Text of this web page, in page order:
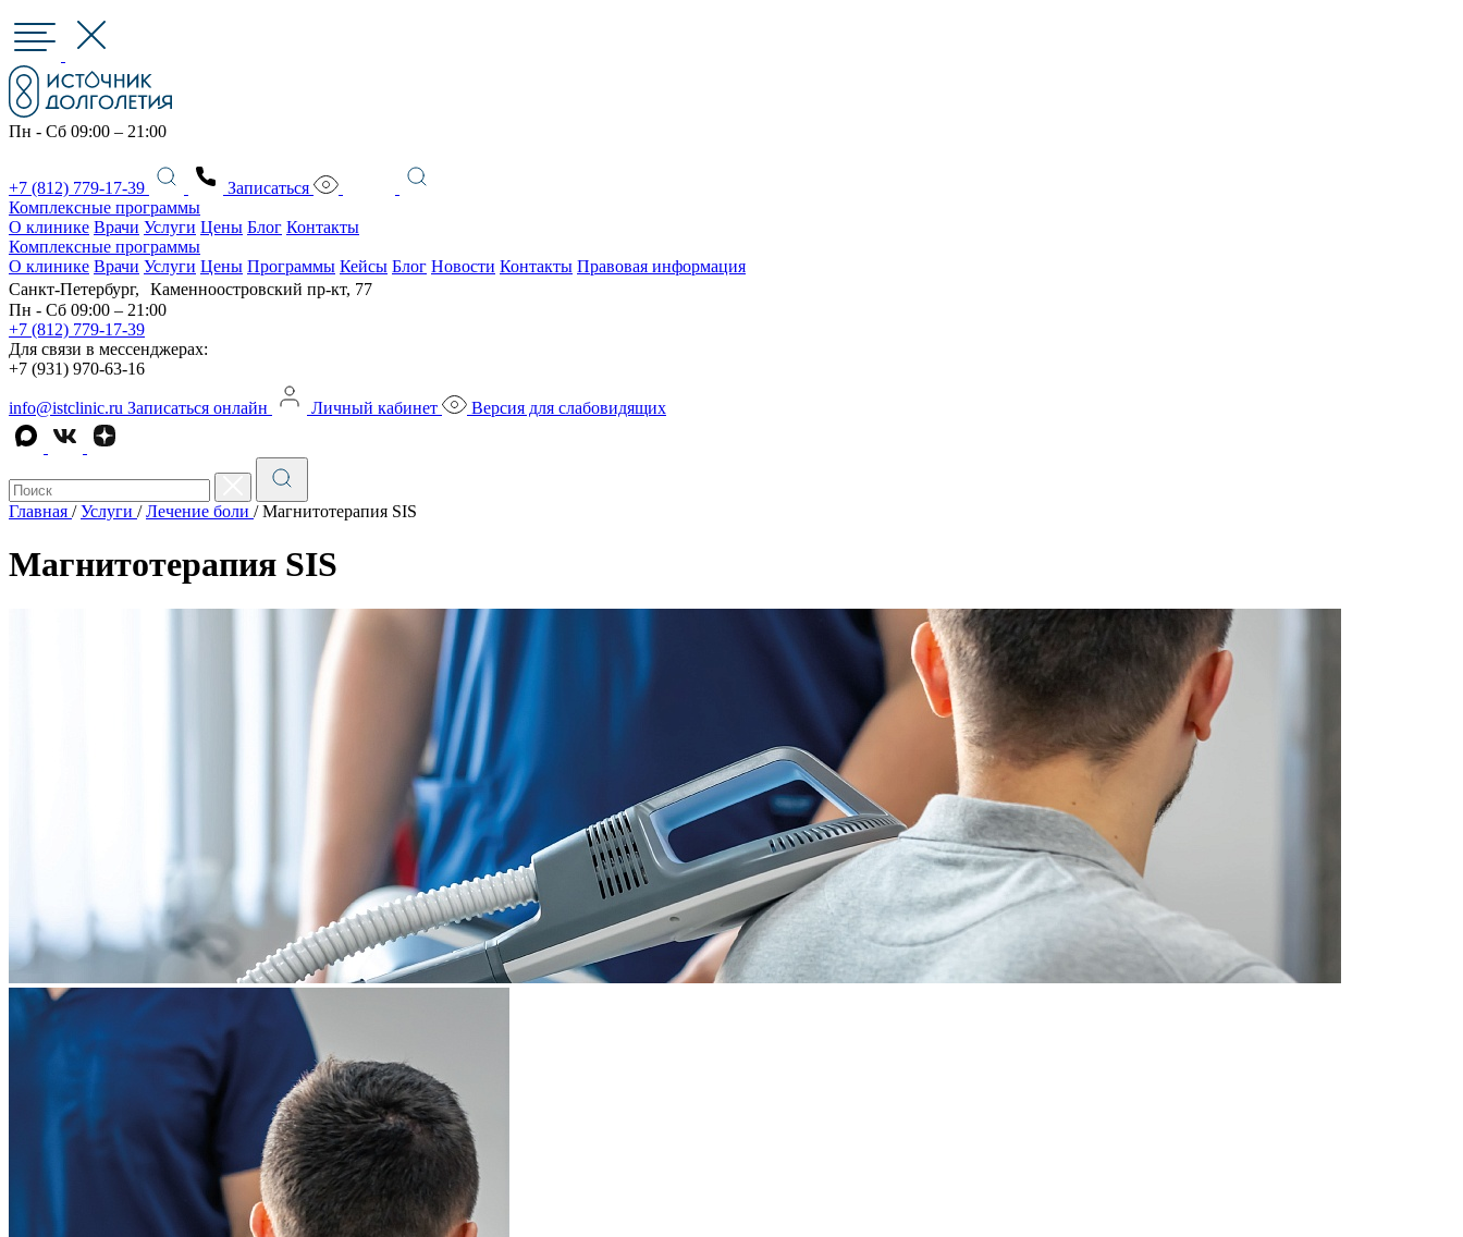
Пн - Сб 09:00 – 21:00
+7 (812) 779-17-39
Записаться
Комплексные программы
О клинике Врачи Услуги Цены Блог Контакты
Комплексные программы
О клинике Врачи Услуги Цены Программы Кейсы Блог Новости Контакты Правовая информация
Санкт-Петербург, Каменноостровский пр-кт, 77
Пн - Сб 09:00 – 21:00
+7 (812) 779-17-39
Для связи в мессенджерах:
+7 (931) 970-63-16
info@istclinic.ru Записаться онлайн Личный кабинет Версия для слабовидящих
Главная / Услуги / Лечение боли / Магнитотерапия SIS
Магнитотерапия SIS